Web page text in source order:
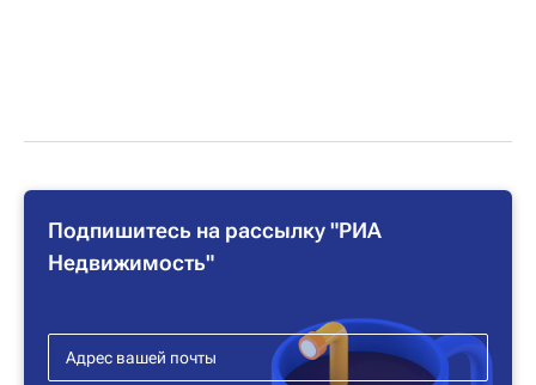
Подпишитесь на рассылку "РИА
Недвижимость"